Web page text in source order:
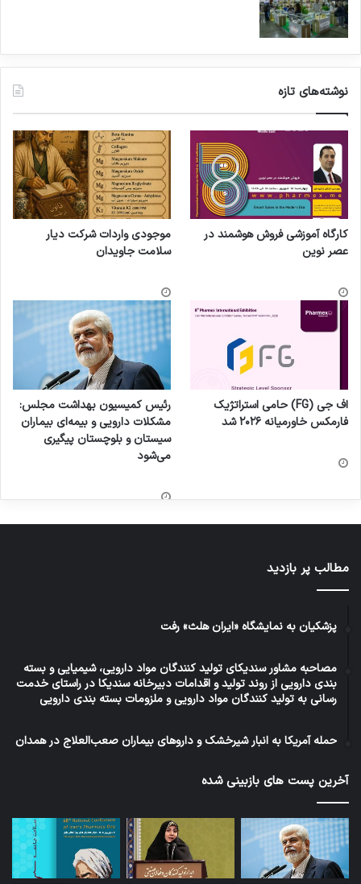
نوشته‌های تازه
کارگاه آموزشی فروش هوشمند در
عصر نوین
موجودی واردات شرکت دیار
سلامت جاویدان
اف جی (FG) حامی استراتژیک
فارمکس خاورمیانه ۲۰۲۶ شد
رئیس کمیسیون بهداشت مجلس:
مشکلات دارویی و بیمه‌ای بیماران
سیستان و بلوچستان پیگیری
می‌شود
مطالب پر بازدید
پزشکیان به نمایشگاه «ایران هلث» رفت
مصاحبه مشاور سندیکای تولید کنندگان مواد دارویی، شیمیایی و بسته
بندی دارویی از روند تولید و اقدامات دبیرخانه سندیکا در راستای خدمت
رسانی به تولید کنندگان مواد دارویی و ملزومات بسته بندی دارویی
حمله آمریکا به انبار شیرخشک و داروهای بیماران صعب‌العلاج در همدان
آخرین پست های بازبینی شده